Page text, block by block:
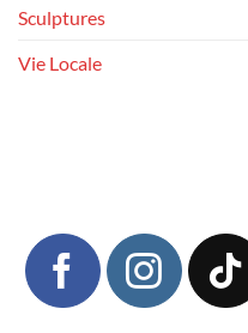
Sculptures
Vie Locale